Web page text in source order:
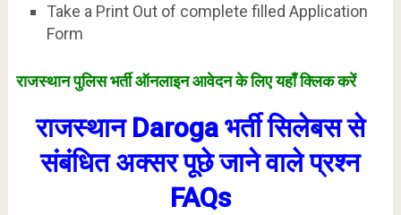
Take a Print Out of complete filled Application
Form
राजस्थान पुलिस भर्ती ऑनलाइन आवेदन के लिए यहाँ क्लिक करें
राजस्थान Daroga भर्ती सिलेबस से
संबंधित अक्सर पूछे जाने वाले प्रश्न
FAQs